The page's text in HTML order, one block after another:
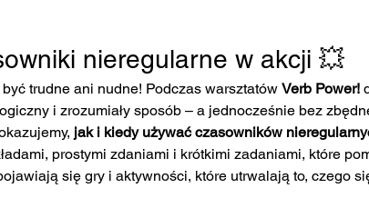
nieregularne w akcji 💥
trudne ani nudne! Podczas warsztatów Verb Power!
i zrozumiały sposób – a jednocześnie bez
jak i kiedy używać czasowników
prostymi zdaniami i krótkimi zadaniami, które
się gry i aktywności, które utrwalają to, czego